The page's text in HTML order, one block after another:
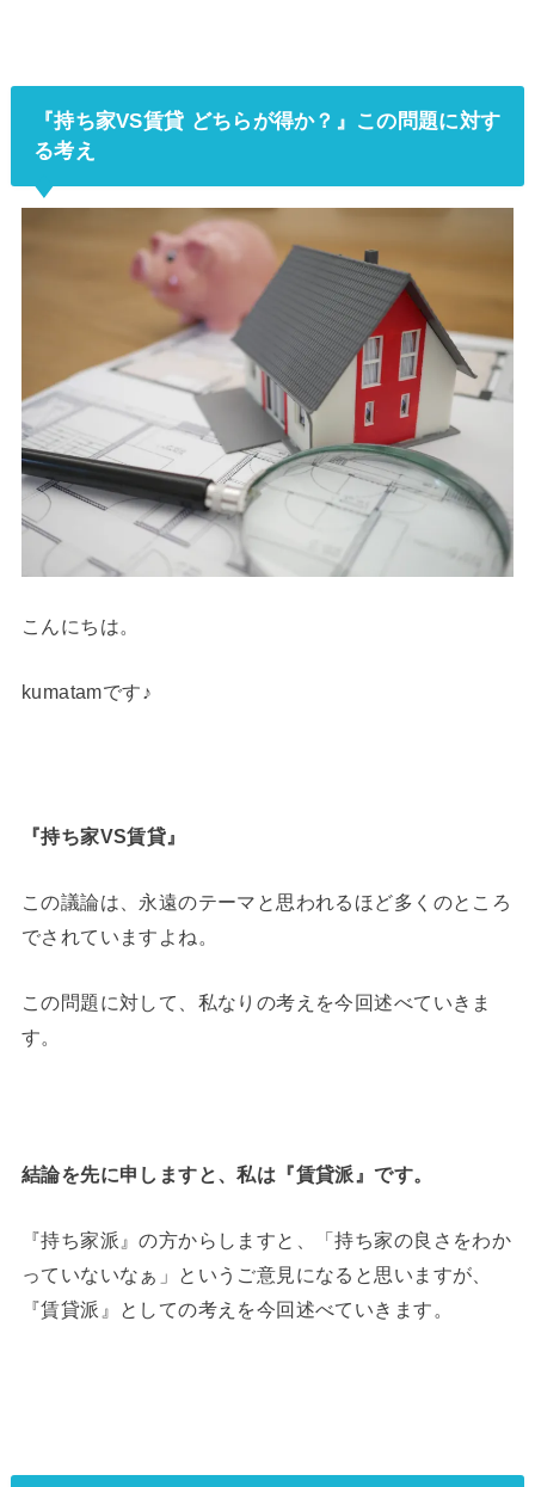
『持ち家VS賃貸 どちらが得か？』この問題に対す
る考え
こんにちは。
kumatamです♪
『持ち家VS賃貸』
この議論は、永遠のテーマと思われるほど多くのところ
でされていますよね。
この問題に対して、私なりの考えを今回述べていきま
す。
結論を先に申しますと、私は『賃貸派』です。
『持ち家派』の方からしますと、「持ち家の良さをわか
っていないなぁ」というご意見になると思いますが、
『賃貸派』としての考えを今回述べていきます。